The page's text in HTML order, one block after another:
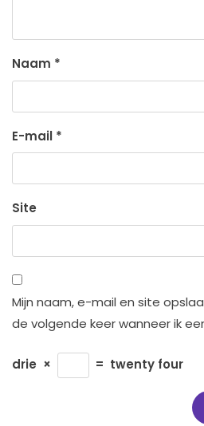
Naam *
E-mail *
Site
Mijn naam, e-mail en site
de volgende keer wanneer ik
drie × = twenty four